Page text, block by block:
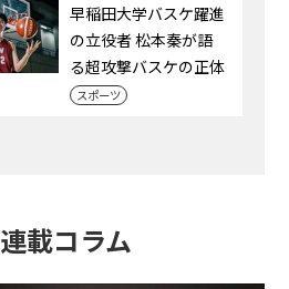
早稲田大学バスケ躍進
の立役者 松本秦が語
る超攻撃バスケの正体
スポーツ
連載コラム